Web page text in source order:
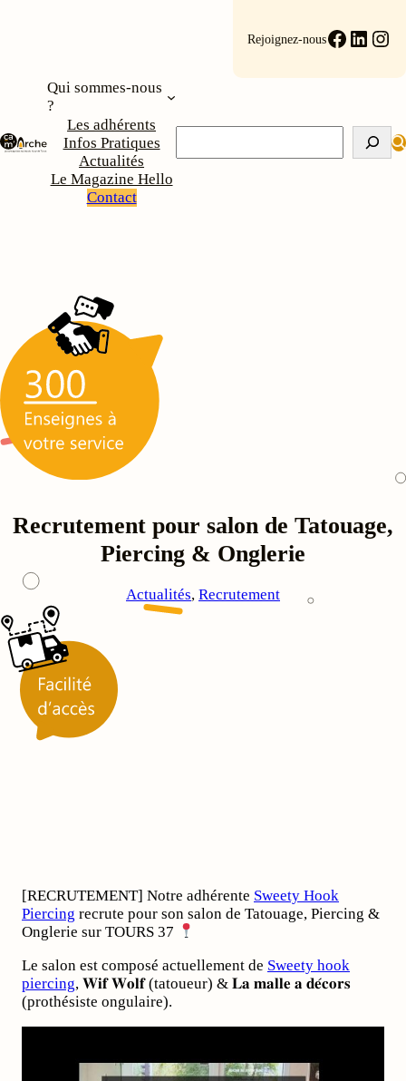
Rejoignez-nous
Qui sommes-nous
?
Les adhérents
Infos Pratiques
Actualités
Le Magazine Hello
Contact
Recrutement pour salon de Tatouage,
Piercing & Onglerie
Actualités, Recrutement
[RECRUTEMENT] Notre adhérente Sweety Hook
Piercing recrute pour son salon de Tatouage, Piercing &
Onglerie sur TOURS 37
Le salon est composé actuellement de Sweety hook
piercing, 𝐖𝐢𝐟 𝐖𝐨𝐥𝐟 (tatoueur) & 𝐋𝐚 𝐦𝐚𝐥𝐥𝐞 𝐚 𝐝𝐞́𝐜𝐨𝐫𝐬
(prothésiste ongulaire).